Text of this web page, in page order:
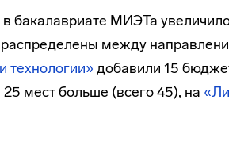
бакалавриате МИЭТа
между
добавили 15
мест больше (всего 45), на